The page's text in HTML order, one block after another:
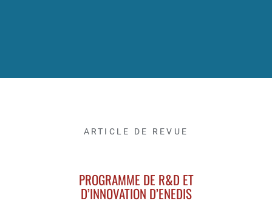
ARTICLE DE REVUE
PROGRAMME DE R&D ET
D’INNOVATION D’ENEDIS